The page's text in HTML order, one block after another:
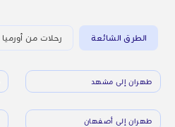
الطرق الشائعة رحلات من أورميا
طهران إلى مشهد
طهران إلى أصفهان